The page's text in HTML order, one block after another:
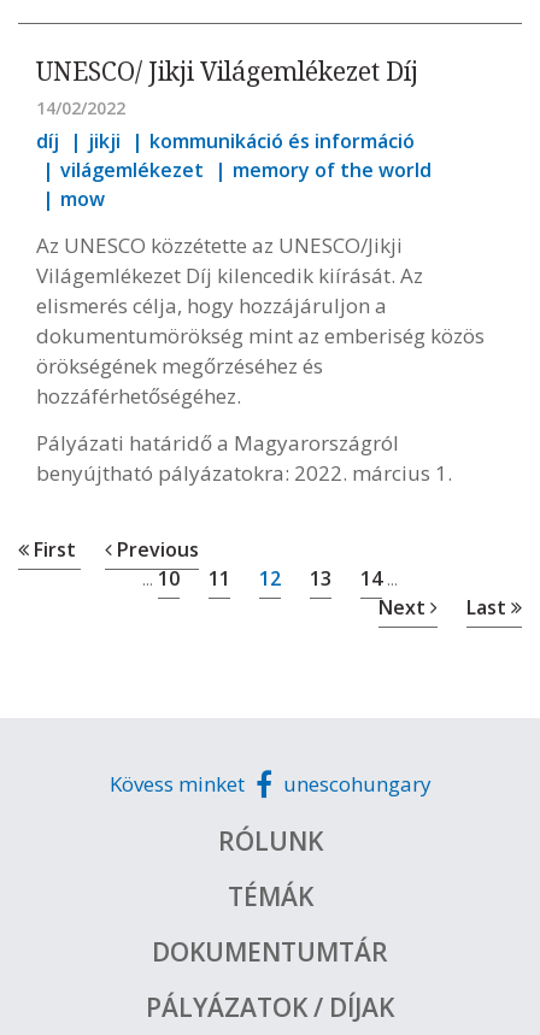
UNESCO/ Jikji Világemlékezet Díj
14/02/2022
díj jikji
kommunikáció és információ
világemlékezet
memory of the world
mow
Az UNESCO közzétette az UNESCO/Jikji
Világemlékezet Díj kilencedik kiírását. Az
elismerés célja, hogy hozzájáruljon a
dokumentumörökség mint az emberiség közös
örökségének megőrzéséhez és
hozzáférhetőségéhez.
Pályázati határidő a Magyarországról
benyújtható pályázatokra: 2022. március 1.
First Previous
... 10 11 12 13 14...
Next Last
Kövess minket unescohungary
RÓLUNK
TÉMÁK
DOKUMENTUMTÁR
PÁLYÁZATOK / DÍJAK